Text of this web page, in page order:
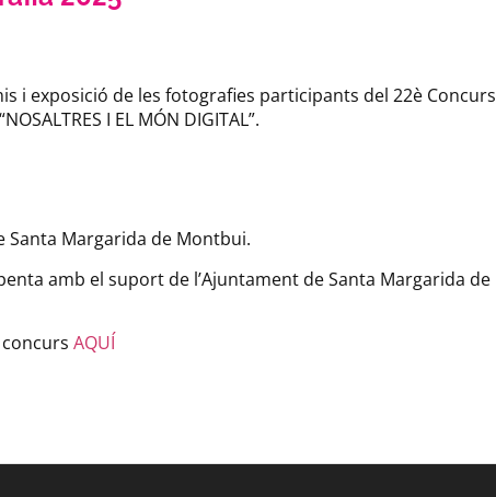
i exposició de les fotografies participants del 22è Concurs
I EL MÓN DIGITAL”.
Santa Margarida de Montbui.
amb el suport de l’Ajuntament de Santa Margarida de
AQUÍ